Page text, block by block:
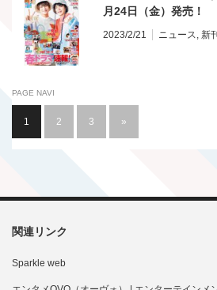
月24日（金）発売！
2023/2/21 ニュース, 新
PAGE NAVI
1 2 3 »
関連リンク
Sparkle web